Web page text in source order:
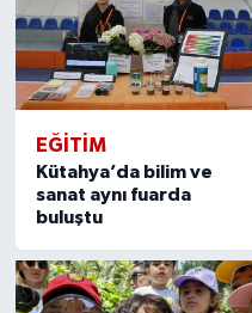
EĞITIM
Kütahya’da bilim ve
sanat aynı fuarda
buluştu